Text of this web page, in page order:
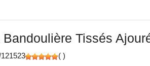
Tissés
( )